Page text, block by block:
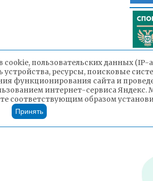
пользовательских данных
ресурсы, поисковые
функционирования сайта и
интернет-сервиса Яндекс.
образом
Принять